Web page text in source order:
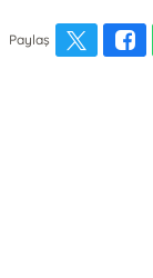
Paylaş